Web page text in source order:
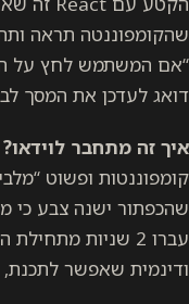
שהקומפוננטה תראה
“אם המשתמש לחץ על
דואג לעדכן את המסך
איך זה מתחבר לוידאו?
קומפוננטות ופשוט
שהכפתור ישנה צבע כי
עברו 2 שניות
ודינמית שאפשר לתכנת,